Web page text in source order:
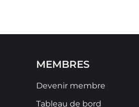
MEMBRES
Devenir membre
Tableau de bord